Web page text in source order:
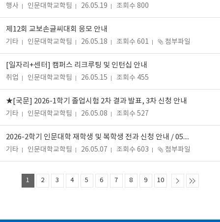
행사 인문대학교학팀 26.05.19 조회수 800
제12회 교보손글씨대회 응모 안내
기타 인문대학교학팀 26.05.18 조회수 601 첨부파일
[일자리+센터] 캠퍼스 리크루팅 및 인턴십 안내
취업 인문대학교학팀 26.05.15 조회수 455
★[국문] 2026-1학기 졸업시험 2차 결과 발표, 3차 신청 안내
기타 인문대학교학팀 26.05.08 조회수 527
2026-2학기 인문대학 재학생 및 복학생 전과 신청 안내 / 05.18.(월) 09:00 ~ 05.22.(금) 18:00
기타 인문대학교학팀 26.05.07 조회수 603 첨부파일
1 2 3 4 5 6 7 8 9 10